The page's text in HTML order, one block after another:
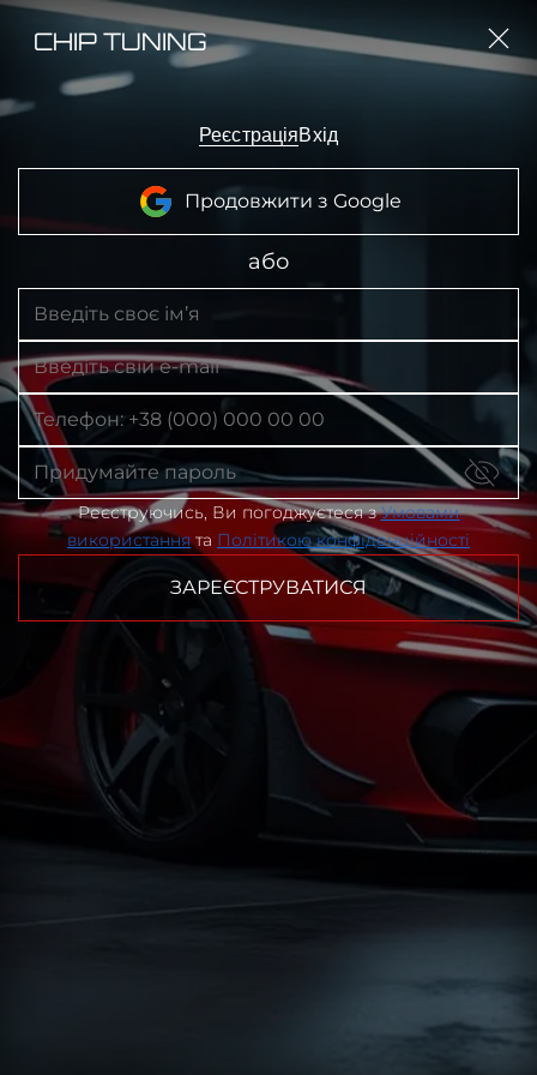
CHIP TUNING
РеєстраціяВхід
Продовжити з Google
або
Реєструючись, Ви погоджуєтеся зУмовами
використаннята Політикою конфіденційності
ЗАРЕЄСТРУВАТИСЯ